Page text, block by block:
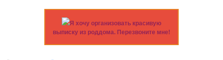
Я хочу организовать красивую
выписку из роддома. Перезвоните мне!